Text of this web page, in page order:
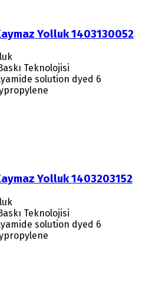
Yolluk 1403130052
Teknolojisi
solution dyed 6
Yolluk 1403203152
Teknolojisi
solution dyed 6